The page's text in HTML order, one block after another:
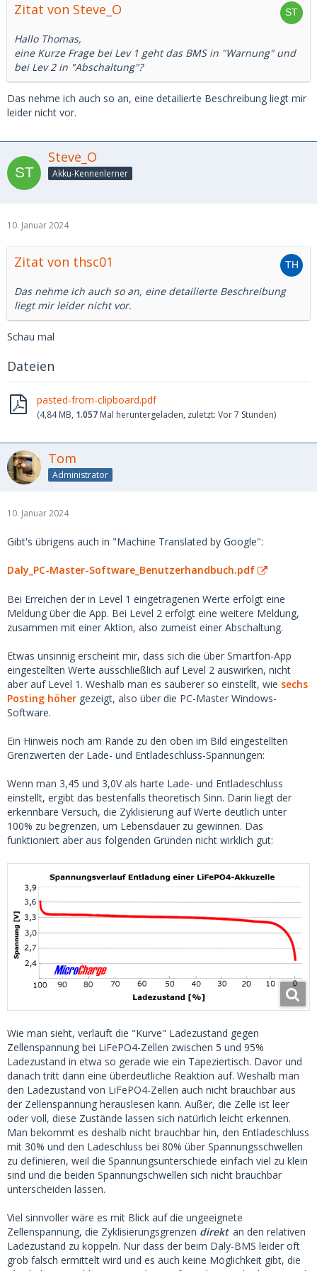
Zitat von Steve_O
Hallo Thomas,
eine Kurze Frage bei Lev 1 geht das BMS in "Warnung" und
bei Lev 2 in "Abschaltung"?
Das nehme ich auch so an, eine detailierte Beschreibung liegt mir
leider nicht vor.
Steve_O
Akku-Kennenlerner
10. Januar 2024
Zitat von thsc01
Das nehme ich auch so an, eine detailierte Beschreibung
liegt mir leider nicht vor.
Schau mal
Dateien
pasted-from-clipboard.pdf
(4,84 MB, 1.057 Mal heruntergeladen, zuletzt: Vor 7 Stunden)
Tom
Administrator
10. Januar 2024
Gibt's übrigens auch in "Machine Translated by Google":
Daly_PC-Master-Software_Benutzerhandbuch.pdf
Bei Erreichen der in Level 1 eingetragenen Werte erfolgt eine
Meldung über die App. Bei Level 2 erfolgt eine weitere Meldung,
zusammen mit einer Aktion, also zumeist einer Abschaltung.
Etwas unsinnig erscheint mir, dass sich die über Smartfon-App
eingestellten Werte ausschließlich auf Level 2 auswirken, nicht
aber auf Level 1. Weshalb man es sauberer so einstellt, wie sechs
Posting höher gezeigt, also über die PC-Master Windows-
Software.
Ein Hinweis noch am Rande zu den oben im Bild eingestellten
Grenzwerten der Lade- und Entladeschluss-Spannungen:
Wenn man 3,45 und 3,0V als harte Lade- und Entladeschluss
einstellt, ergibt das bestenfalls theoretisch Sinn. Darin liegt der
erkennbare Versuch, die Zyklisierung auf Werte deutlich unter
100% zu begrenzen, um Lebensdauer zu gewinnen. Das
funktioniert aber aus folgenden Gründen nicht wirklich gut:
Wie man sieht, verläuft die "Kurve" Ladezustand gegen
Zellenspannung bei LiFePO4-Zellen zwischen 5 und 95%
Ladezustand in etwa so gerade wie ein Tapeziertisch. Davor und
danach tritt dann eine überdeutliche Reaktion auf. Weshalb man
den Ladezustand von LiFePO4-Zellen auch nicht brauchbar aus
der Zellenspannung herauslesen kann. Außer, die Zelle ist leer
oder voll, diese Zustände lassen sich natürlich leicht erkennen.
Man bekommt es deshalb nicht brauchbar hin, den Entladeschluss
mit 30% und den Ladeschluss bei 80% über Spannungsschwellen
zu definieren, weil die Spannungsunterschiede einfach viel zu klein
sind und die beiden Spannungschwellen sich nicht brauchbar
unterscheiden lassen.
Viel sinnvoller wäre es mit Blick auf die ungeeignete
Zellenspannung, die Zyklisierungsgrenzen direkt an den relativen
Ladezustand zu koppeln. Nur dass der beim Daly-BMS leider oft
grob falsch ermittelt wird und es auch keine Möglichkeit gibt, die